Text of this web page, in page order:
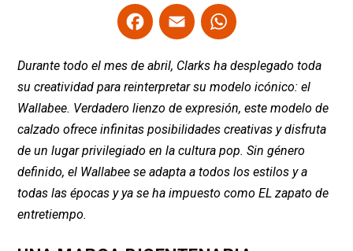
F
a
ce
b
o
o
k
E
m
ail
W
at
s
A
p
p
Durante todo el mes de abril, Clarks ha desplegado toda
su creatividad para reinterpretar su modelo icónico: el
Wallabee. Verdadero lienzo de expresión, este modelo de
calzado ofrece infinitas posibilidades creativas y disfruta
de un lugar privilegiado en la cultura pop. Sin género
definido, el Wallabee se adapta a todos los estilos y a
todas las épocas y ya se ha impuesto como EL zapato de
entretiempo.